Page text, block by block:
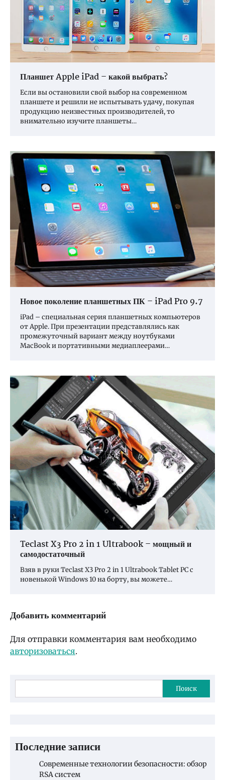
Планшет Apple iPad – какой выбрать?
Если вы остановили свой выбор на современном
планшете и решили не испытывать удачу, покупая
продукцию неизвестных производителей, то
внимательно изучите планшеты…
Новое поколение планшетных ПК – iPad Pro 9.7
iPad – специальная серия планшетных компьютеров
от Apple. При презентации представлялись как
промежуточный вариант между ноутбуками
MacBook и портативными медиаплеерами…
Teclast X3 Pro 2 in 1 Ultrabook – мощный и
самодостаточный
Взяв в руки Teclast X3 Pro 2 in 1 Ultrabook Tablet PC с
новенькой Windows 10 на борту, вы можете…
Добавить комментарий
Для отправки комментария вам необходимо
авторизоваться.
Поиск
Последние записи
Современные технологии безопасности: обзор
RSA систем